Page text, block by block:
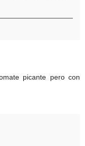
picante pero con